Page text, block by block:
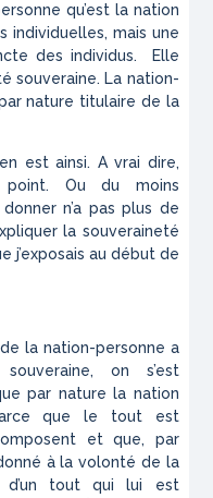
qu’est la nation
individuelles, mais une
des individus. Elle
souveraine. La nation-
nature titulaire de la
est ainsi. A vrai dire,
point. Ou du moins
n’a pas plus de
la souveraineté
j’exposais au début de
la nation-personne a
on s’est
par nature la nation
que le tout est
et que, par
à la volonté de la
d’un tout qui lui est